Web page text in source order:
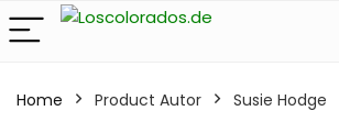
Home Product Autor Susie Hodge